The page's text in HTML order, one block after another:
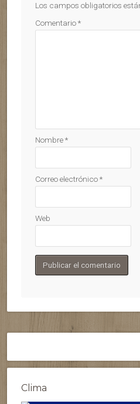
Los campos obligatorios
Comentario*
Nombre*
Correo electrónico*
Web
Clima